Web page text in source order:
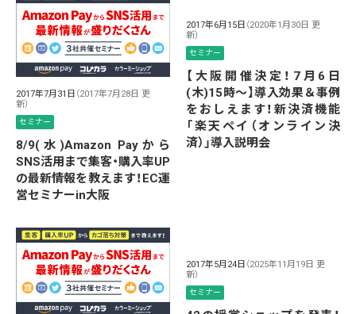
2017年7月31日 （2017年7月28日 更
新）
セミナー
8/9(水)Amazon Payから
SNS活用まで集客・購入率UP
の最新情報を教えます！EC運
営セミナーin大阪
2017年6月15日 （2020年1月30日 更
新）
セミナー
【大阪開催決定！7月6日
(木)15時〜】導入効果＆事例
をおしえます！新決済機能
「楽天ペイ（オンライン決
済）」導入説明会
2017年5月24日 （2025年11月19日 更
新）
セミナー